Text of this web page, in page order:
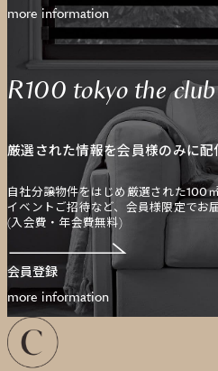
more information
R100 tokyo the club
厳選された情報を会員様のみに配
自社分譲物件をはじめ厳選された100
イベントご招待など、会員様限定でお
(入会費・年会費無料)
会員登録
more information
curiosity